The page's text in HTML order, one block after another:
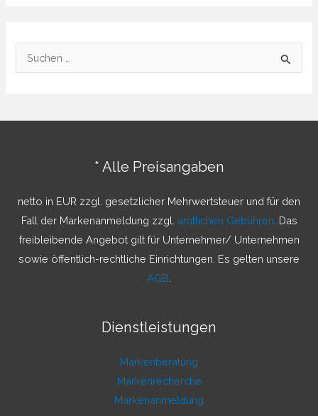
u
h
* Alle Preisangaben
netto in EUR zzgl. gesetzlicher Mehrwertsteuer und für den
Fall der Markenanmeldung zzgl. amtlichen Gebühren . Das
freibleibende Angebot gilt für Unternehmer/ Unternehmen
sowie öffentlich-rechtliche Einrichtungen. Es gelten unsere
AGB
Dienstleistungen
Markenberatung
Markenrecherche
Markenanmeldung